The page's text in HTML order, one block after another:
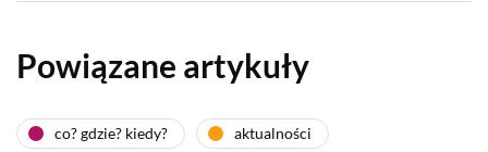
Powiązane artykuły
co? gdzie? kiedy? aktualności